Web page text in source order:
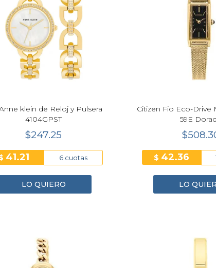
klein de Reloj y Pulsera
4104GPST
$247.25
41.21 6 cuotas
LO QUIERO
Citizen Fio Eco-Drive
59E
$ 42.36
LO